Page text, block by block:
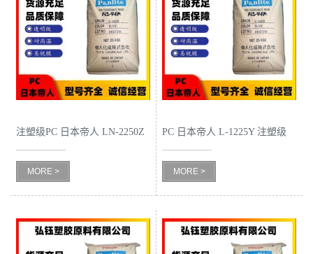
公
司
展
注塑级PC 日本帝人 LN-2250Z
耐候级 阻燃级 抗紫外线 电子
领域MORE >
PC 日本帝人 L-1225Y 注塑级
低粘度 透明级 抗紫外线 家用
电器MORE >